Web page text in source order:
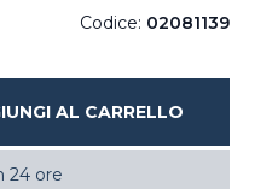
Codice: 02081139
AL CARRELLO
24 ore